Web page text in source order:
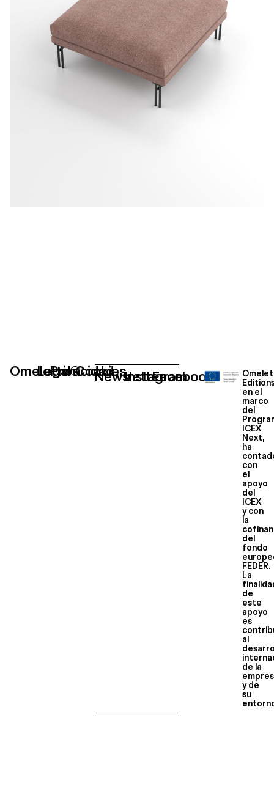
Omelette®
Legal
Privacidad
Cookies
Newsletter
Instagram
Facebook
en el
marco
del
ICEX
Next,
ha
con
el
apoyo
del
ICEX
y con
la
del
fondo
FEDER.
La
de
este
apoyo
es
al
de la
y de
su